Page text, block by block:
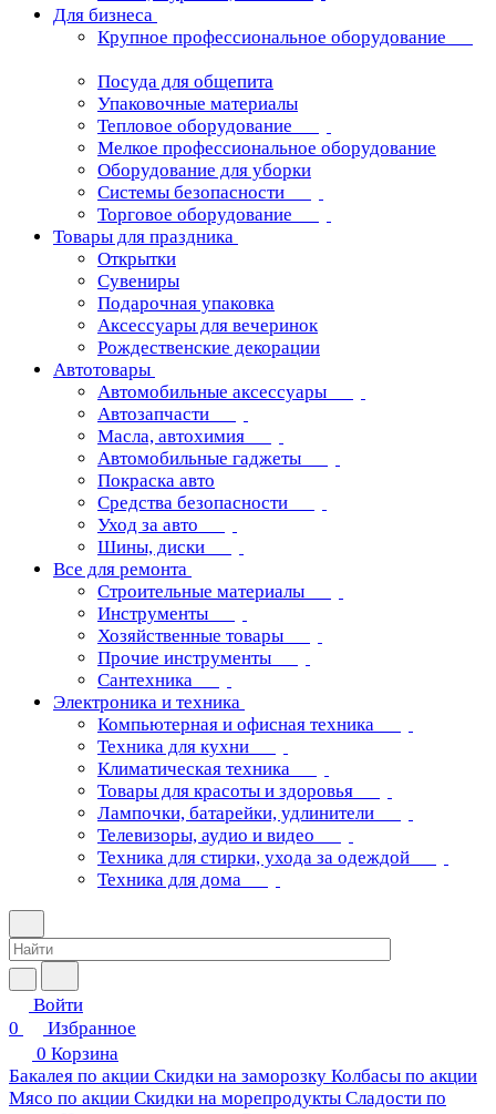
Для бизнеса
Крупное профессиональное оборудование
Посуда для общепита
Упаковочные материалы
Тепловое оборудование
Мелкое профессиональное оборудование
Оборудование для уборки
Системы безопасности
Торговое оборудование
Товары для праздника
Открытки
Сувениры
Подарочная упаковка
Аксессуары для вечеринок
Рождественские декорации
Автотовары
Автомобильные аксессуары
Автозапчасти
Масла, автохимия
Автомобильные гаджеты
Покраска авто
Средства безопасности
Уход за авто
Шины, диски
Все для ремонта
Строительные материалы
Инструменты
Хозяйственные товары
Прочие инструменты
Сантехника
Электроника и техника
Компьютерная и офисная техника
Техника для кухни
Климатическая техника
Товары для красоты и здоровья
Лампочки, батарейки, удлинители
Телевизоры, аудио и видео
Техника для стирки, ухода за одеждой
Техника для дома
Войти
0
Избранное
0 Корзина
Бакалея по акции Скидки на заморозку Колбасы по акции
Мясо по акции Скидки на морепродукты Сладости по